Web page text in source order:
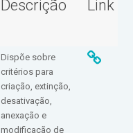
Descrição Link
Dispõe sobre
critérios para
criação, extinção,
desativação,
anexação e
modificação de